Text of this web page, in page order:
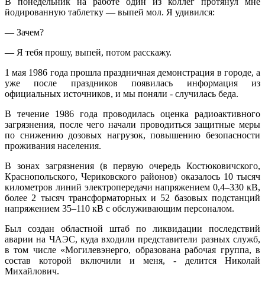
йодированную таблетку — выпей мол. Я удивился:
— Зачем?
— Я тебя прошу, выпей, потом расскажу.
1 мая 1986 года прошла праздничная демонстрация в городе, а
уже после праздников появилась информация из
официальных источников, и мы поняли - случилась беда.
В течение 1986 года проводилась оценка радиоактивного
загрязнения, после чего начали проводиться защитные меры
по снижению дозовых нагрузок, повышению безопасности
проживания населения.
В зонах загрязнения (в первую очередь Костюковичского,
Краснопольского, Чериковского районов) оказалось 10 тысяч
километров линий электропередачи напряжением 0,4–330 кВ,
более 2 тысяч трансформаторных и 52 базовых подстанций
напряжением 35–110 кВ с обслуживающим персоналом.
Был создан областной штаб по ликвидации последствий
аварии на ЧАЭС, куда входили представители разных служб,
в том числе «Могилевэнерго, образована рабочая группа, в
состав которой включили и меня, - делится Николай
Михайлович.